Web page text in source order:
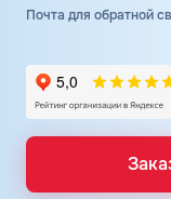
Почта для обратной